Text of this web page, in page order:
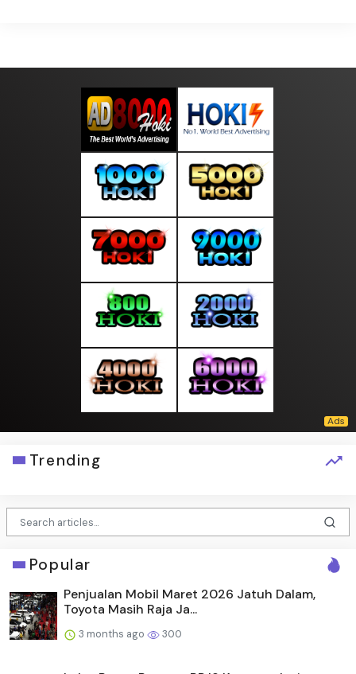
Trending
Popular
Penjualan Mobil Maret 2026 Jatuh Dalam,
Toyota Masih Raja Ja...
3 months ago 300